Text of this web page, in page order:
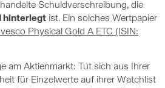
Schuldverschreibung, die
hinterlegt ist. Ein solches Wertpapier
Physical Gold A ETC (ISIN:
am Aktienmarkt: Tut sich aus Ihrer
für Einzelwerte auf ihrer Watchlist